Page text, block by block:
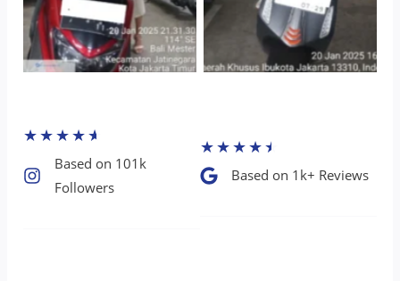
★★★★★
Based on 101k
Followers​
★★★★★
Based on 1k+ Reviews​